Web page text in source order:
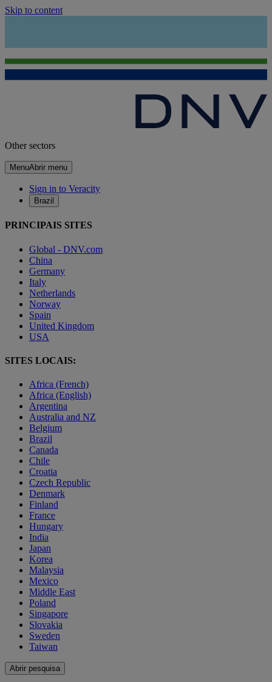
Skip to content
Other sectors
MenuAbrir menu
Sign in to Veracity
Brazil
PRINCIPAIS SITES
Global - DNV.com
China
Germany
Italy
Netherlands
Norway
Spain
United Kingdom
USA
SITES LOCAIS:
Africa (French)
Africa (English)
Argentina
Australia and NZ
Belgium
Brazil
Canada
Chile
Croatia
Czech Republic
Denmark
Finland
France
Hungary
India
Japan
Korea
Malaysia
Mexico
Middle East
Poland
Singapore
Slovakia
Sweden
Taiwan
Abrir pesquisa